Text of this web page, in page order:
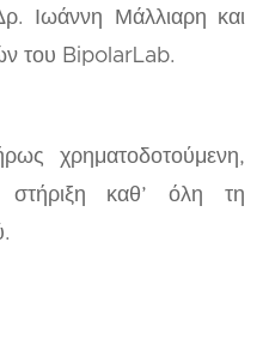
Ιωάννη Μάλλιαρη και
του BipolarLab.
χρηματοδοτούμενη,
στήριξη καθ’ όλη τη